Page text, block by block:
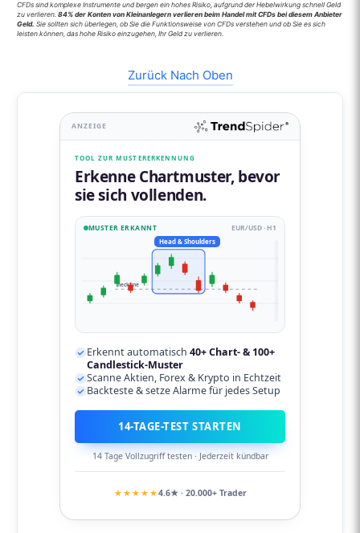
CFDs sind komplexe Instrumente und bergen ein hohes Risiko, aufgrund der Hebelwirkung schnell Geld
zu verlieren.84% der Konten von Kleinanlegern verlieren beim Handel mit CFDs bei diesem Anbieter
Geld. Sie sollten sich überlegen, ob Sie die Funktionsweise von CFDs verstehen und ob Sie es sich
leisten können, das hohe Risiko einzugehen, Ihr Geld zu verlieren.
Zurück Nach Oben
ANZEIGE
TOOL ZUR MUSTERERKENNUNG
Erkenne Chartmuster, bevor
sie sich vollenden.
MUSTER ERKANNT EUR/USD · H1
neckline
Head & Shoulders
Erkennt automatisch 40+ Chart- & 100+
Candlestick-Muster
Scanne Aktien, Forex & Krypto in Echtzeit
Backteste & setze Alarme für jedes Setup
14-TAGE-TEST STARTEN
14 Tage Vollzugriff testen · Jederzeit kündbar
★★★★★4.6★ · 20.000+ Trader